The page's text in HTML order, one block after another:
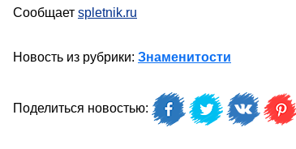
Сообщает spletnik.ru
Новость из рубрики: Знаменитости
Поделиться новостью: